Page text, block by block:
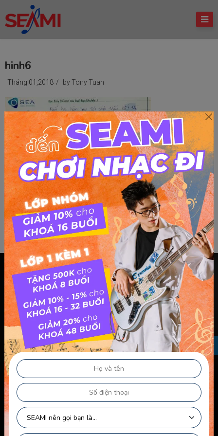
hinh6
Tháng 01,2018 / by Tony Tuan
Chính sách & điều khoản
Thông Tin Chủ Sở Hữu Website
Điều Khoản Dành Cho Học Viên Và Gia Sư – Giảng Viên
Điều khoản Dành cho HLV-Giáo Viên
Chính Sách Sử Dụng Cookie
Chính Sách Bảo Mật
Chính Sách Quyền Riêng Tư
Liên kết nhanh
Chính Sách Bảo Mật Của Trẻ Em
Chính Sách Công Khai Của Giáo Viên
Điều Khoản Logo